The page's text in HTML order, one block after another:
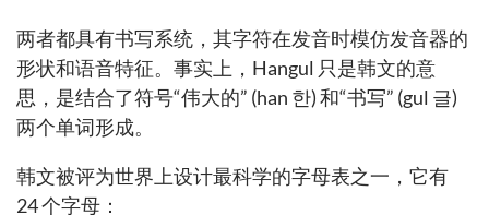
两者都具有书写系统，其字符在发音时模仿发音器的
形状和语音特征。事实上，Hangul 只是韩文的意
思，是结合了符号“伟大的” (han 한) 和“书写” (gul 글)
两个单词形成。
韩文被评为世界上设计最科学的字母表之一，它有
24 个字母：